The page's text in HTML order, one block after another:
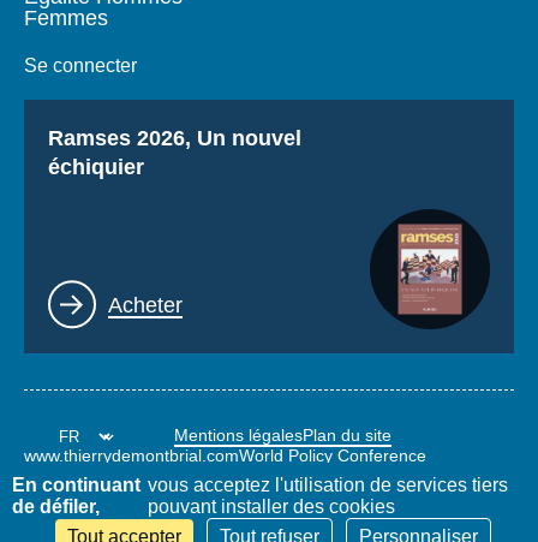
Femmes
Se connecter
Titre
Ramses 2026, Un nouvel
échiquier
Lien
Acheter
Mentions légalesPlan du site
www.thierrydemontbrial.comWorld Policy Conference
Blog Politique étrangère
En continuant
de défiler,
vous acceptez l'utilisation de services tiers
pouvant installer des cookies
Tout accepter
Tout refuser Personnaliser